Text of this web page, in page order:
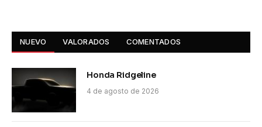
NUEVO VALORADOS COMENTADOS
Honda Ridgeline
4 de agosto de 2026